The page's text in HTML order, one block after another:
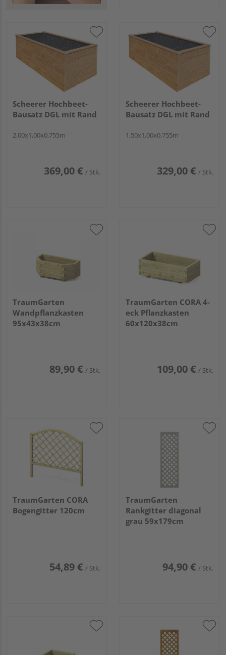
Scheerer Hochbeet-
Bausatz DGL mit Rand
2,00x1,00x0,755m
369,00 € / Stk.
Scheerer Hochbeet-
Bausatz DGL mit Rand
1,50x1,00x0,755m
329,00 € / Stk.
TraumGarten
Wandpflanzkasten
95x43x38cm
89,90 € / Stk.
TraumGarten CORA 4-
eck Pflanzkasten
60x120x38cm
109,00 € / Stk.
TraumGarten CORA
Bogengitter 120cm
54,89 € / Stk.
TraumGarten
Rankgitter diagonal
grau 59x179cm
94,90 € / Stk.